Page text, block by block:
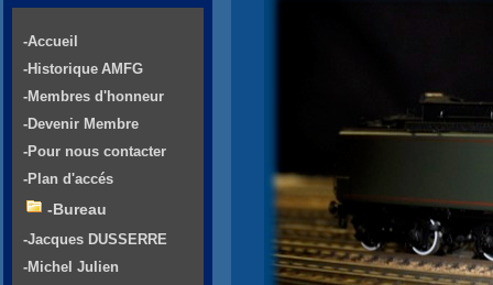
-Accueil
-Historique AMFG
-Membres d'honneur
-Devenir Membre
-Pour nous contacter
-Plan d'accés
-Bureau
-Jacques DUSSERRE
-Michel Julien